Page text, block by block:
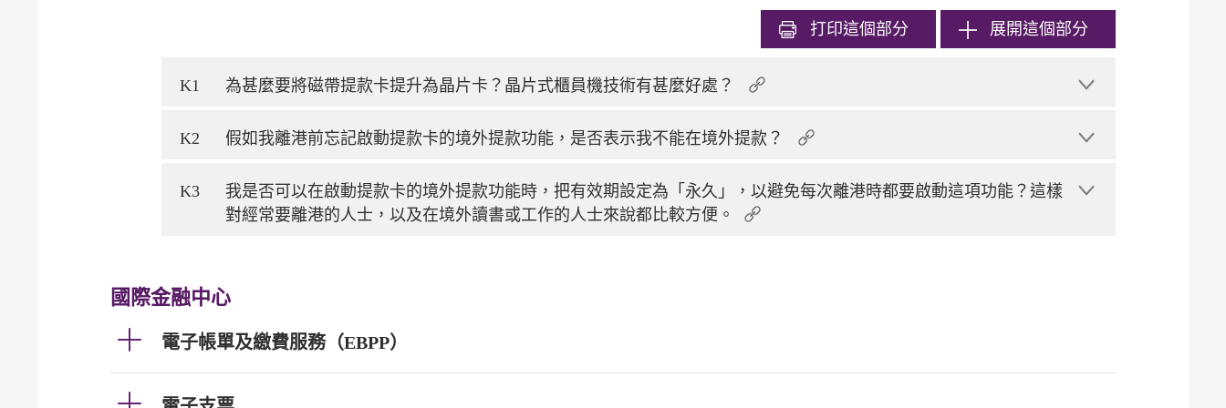
打印這個部分 展開這個部分
K1 為甚麼要將磁帶提款卡提升為晶片卡？晶片式櫃員機技術有甚麼好處？
K2 假如我離港前忘記啟動提款卡的境外提款功能，是否表示我不能在境外提款？
K3
我是否可以在啟動提款卡的境外提款功能時，把有效期設定為「永久」，以避免每次離港時都要啟動這項功能？這樣
對經常要離港的人士，以及在境外讀書或工作的人士來說都比較方便。
國際金融中心
電子帳單及繳費服務（EBPP）